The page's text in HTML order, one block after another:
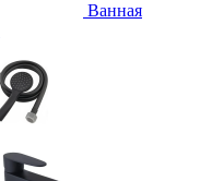
Ванная